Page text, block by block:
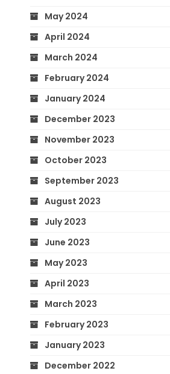
May 2024
April 2024
March 2024
February 2024
January 2024
December 2023
November 2023
October 2023
September 2023
August 2023
July 2023
June 2023
May 2023
April 2023
March 2023
February 2023
January 2023
December 2022